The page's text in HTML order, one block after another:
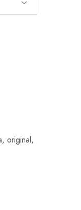
, original,